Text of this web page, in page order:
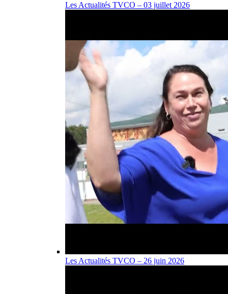
Les Actualités TVCO – 03 juillet 2026
Les Actualités TVCO – 26 juin 2026